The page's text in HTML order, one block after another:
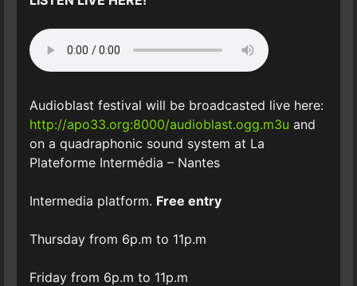
Audioblast festival will be broadcasted live here:
http://apo33.org:8000/audioblast.ogg.m3u and
on a quadraphonic sound system at La
Plateforme Intermédia – Nantes
Intermedia platform. Free entry
Thursday from 6p.m to 11p.m
Friday from 6p.m to 11p.m